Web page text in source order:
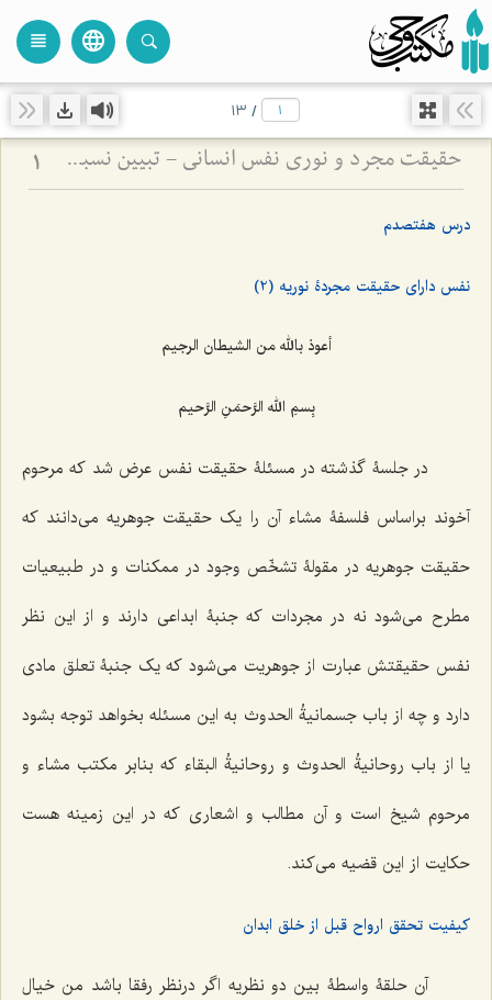
language
view_headline
/
13
حقیقت مجرد و نوری نفس انسانی - تبیین نسبت میان روح و ماده در دیدگاه عرفانی و فلسفی 1
درس هفتصدم
نفس دارای حقیقت مجردۀ نوریه (2)
أعوذ بالله من الشیطان الرجیم
بِسمِ الله الرَّحمَنِ الرَّحیم
در جلسۀ گذشته در مسئلۀ حقیقت نفس عرض شد که مرحوم
آخوند براساس فلسفۀ مشاء آن را یک حقیقت جوهریه مى‌دانند که
حقیقت جوهریه در مقولۀ تشخّص وجود در ممکنات و در طبیعیات
مطرح مى‌شود نه در مجردات که جنبۀ ابداعى دارند و از این نظر
نفس حقیقتش عبارت از جوهریت مى‌شود که یک جنبۀ تعلق مادى
دارد و چه از بابجسمانیةُ الحدوث به این مسئله بخواهد توجه بشود
یا از باب روحانیةُ الحدوث و روحانیةُ البقاء که بنابر مکتب مشاء و
مرحوم شیخ است و آن مطالب و اشعارى که در این زمینه هست
حکایت از این قضیه مى‌کند.
کیفیت تحقق ارواح قبل از خلق ابدان
آن حلقۀ واسطۀ بین دو نظریه اگر درنظر رفقا باشد من خیال